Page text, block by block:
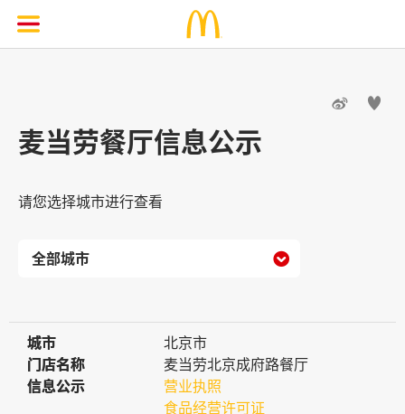
 
麦当劳餐厅信息公示
请您选择城市进行查看

城市
城市
北京市
门店名称
门店名称
麦当劳北京成府路餐厅
信息公示
信息公示
营业执照
食品经营许可证